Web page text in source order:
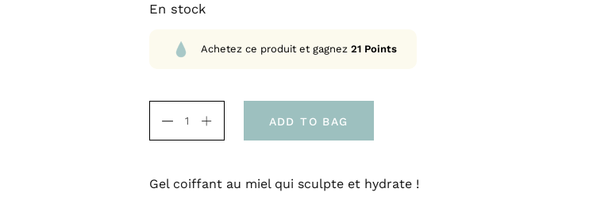
En stock
Achetez ce produit et gagnez 21Points
ADD TO BAG
Gel coiffant au miel qui sculpte et hydrate !